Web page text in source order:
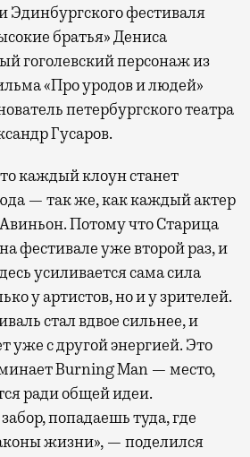
Эдинбургского фестиваля
братья» Дениса
гоголевский персонаж из
«Про уродов и людей»
петербургского театра
Гусаров.
каждый клоун станет
— так же, как каждый актер
Потому что Старица
фестивале уже второй раз, и
усиливается сама сила
у артистов, но и у зрителей.
стал вдвое сильнее, и
уже с другой энергией. Это
Burning Man — место,
ради общей идеи.
попадаешь туда, где
жизни», — поделился